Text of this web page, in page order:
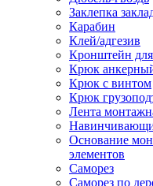
Заклепка
Карабин
Клей/адгезив
Кронштейн для
Крюк
Крюк с винтом
Крюк
Лента
Основание
элементов
Саморез
Саморез по